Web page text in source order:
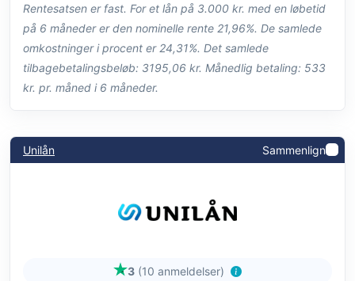
Rentesatsen er fast. For et lån på 3.000 kr. med en løbetid
på 6 måneder er den nominelle rente 21,96%. De samlede
omkostninger i procent er 24,31%. Det samlede
tilbagebetalingsbeløb: 3195,06 kr. Månedlig betaling: 533
kr. pr. måned i 6 måneder.
Unilån Sammenlign
3 (10 anmeldelser)